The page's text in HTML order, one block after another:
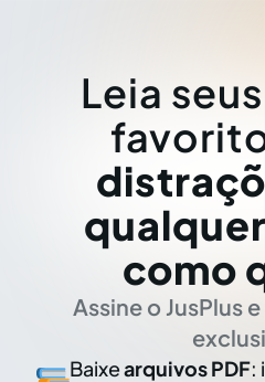
Leia
como
Assine o JusPlus
Baixearquivos PDF: